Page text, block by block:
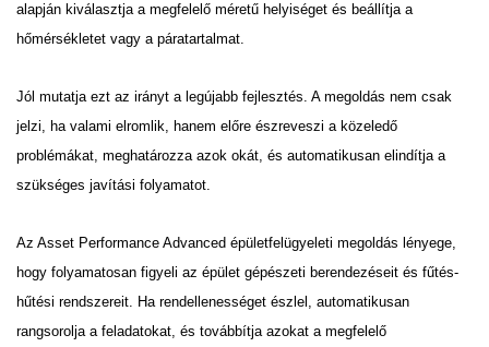
alapján kiválasztja a megfelelő méretű helyiséget és beállítja a
hőmérsékletet vagy a páratartalmat.
Jól mutatja ezt az irányt a legújabb fejlesztés. A megoldás nem csak
jelzi, ha valami elromlik, hanem előre észreveszi a közeledő
problémákat, meghatározza azok okát, és automatikusan elindítja a
szükséges javítási folyamatot.
Az Asset Performance Advanced épületfelügyeleti megoldás lényege,
hogy folyamatosan figyeli az épület gépészeti berendezéseit és fűtés-
hűtési rendszereit. Ha rendellenességet észlel, automatikusan
rangsorolja a feladatokat, és továbbítja azokat a megfelelő